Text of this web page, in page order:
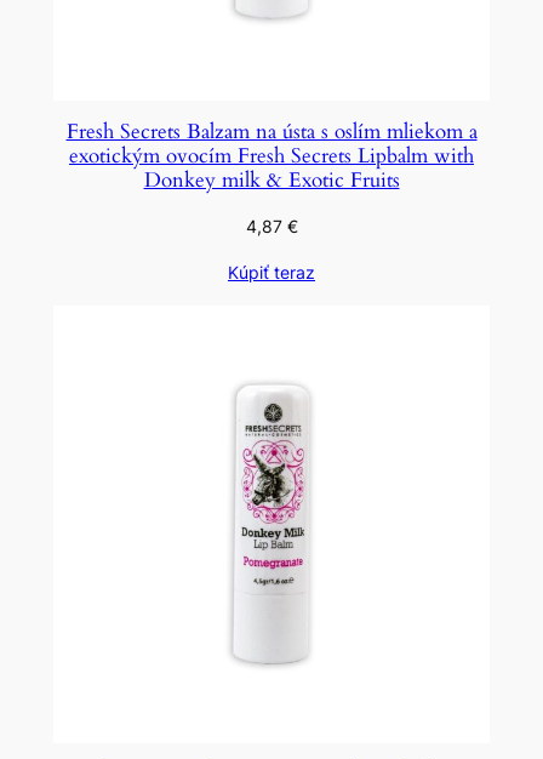
Fresh Secrets Balzam na ústa s oslím mliekom a
exotickým ovocím Fresh Secrets Lipbalm with
Donkey milk & Exotic Fruits
4,87 €
Kúpiť teraz